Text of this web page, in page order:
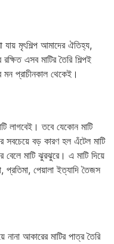
যায় মৃৎশিল্প আমাদের ঐতিহ্য,
এসব মাটির তৈরি শিল্পই
মন প্রাচীনকাল থেকেই।
লাগবেই। তবে যেকোন মাটি
বড় কারণ হল এঁটেল মাটি
মাটি ঝুরঝুরে। এ মাটি দিয়ে
প্রতিমা, পেয়ালা ইত্যাদি তৈজস
নানা আকারের মাটির পাত্র তৈরি